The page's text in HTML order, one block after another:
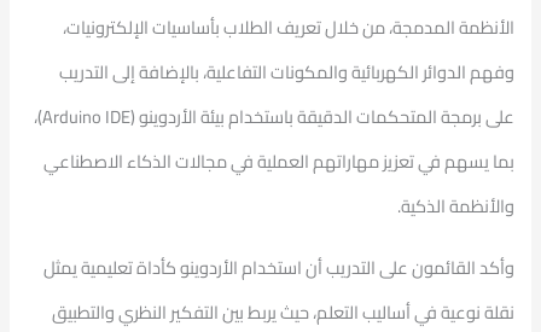
الأنظمة المدمجة، من خلال تعريف الطلاب بأساسيات الإلكترونيات،
وفهم الدوائر الكهربائية والمكونات التفاعلية، بالإضافة إلى التدريب
على برمجة المتحكمات الدقيقة باستخدام بيئة الأردوينو (Arduino IDE)،
بما يسهم في تعزيز مهاراتهم العملية في مجالات الذكاء الاصطناعي
والأنظمة الذكية.
وأكد القائمون على التدريب أن استخدام الأردوينو كأداة تعليمية يمثل
نقلة نوعية في أساليب التعلم، حيث يربط بين التفكير النظري والتطبيق